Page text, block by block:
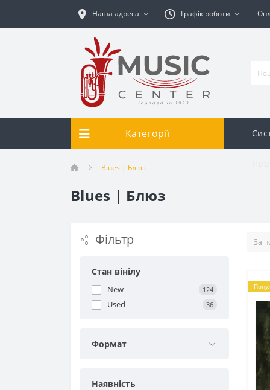
Наша адреса Графік роботи
Категорії
Blues | Блюз
Blues | Блюз
Фільтр
Стан вінілу
New 124
Used 36
Формат
Наявність